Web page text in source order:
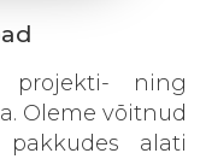
projekti- ning
Oleme võitnud
alati